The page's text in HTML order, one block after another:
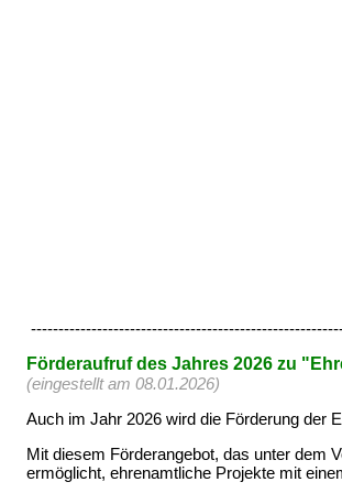
Förderaufruf des Jahres 2026 zu
(eingestellt am 08.01.2026)
Auch im Jahr 2026 wird die Förderung der
Mit diesem Förderangebot, das unter dem
ermöglicht, ehrenamtliche Projekte mit